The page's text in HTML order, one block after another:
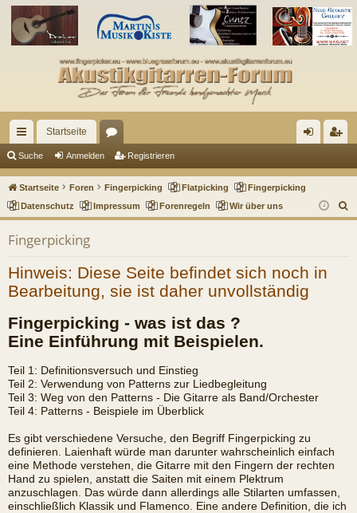
ch
ne
llz
Startseite
en m ist
rie
Suche Anmelden Registrieren
Startseite Foren Fingerpicking Flatpicking
Fingerpicking
Datenschutz
Impressum Forenregeln Wir über uns
u
Fingerpicking
Hinweis: Diese Seite befindet sich noch in
Bearbeitung, sie ist daher unvollständig
Fingerpicking - was ist das ?
Eine Einführung mit Beispielen.
Teil 1: Definitionsversuch und Einstieg
Teil 2: Verwendung von Patterns zur Liedbegleitung
Teil 3: Weg von den Patterns - Die Gitarre als Band/Orchester
Teil 4: Patterns - Beispiele im Überblick
Es gibt verschiedene Versuche, den Begriff Fingerpicking zu
definieren. Laienhaft würde man darunter wahrscheinlich einfach
eine Methode verstehen, die Gitarre mit den Fingern der rechten
Hand zu spielen, anstatt die Saiten mit einem Plektrum
anzuschlagen. Das würde dann allerdings alle Stilarten umfassen,
einschließlich Klassik und Flamenco. Eine andere Definition, die ich